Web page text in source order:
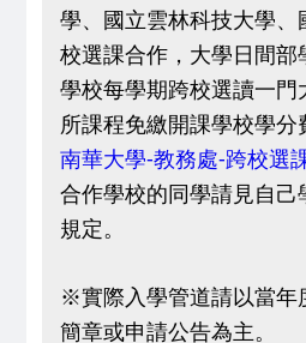
學、國立雲林科技大學、
校選課合作，大學日間
學校每學期跨校選讀一門
所課程免繳開課學校學
南華大學-教務處-跨校選
合作學校的同學請見自己
規定。
※實際入學管道請以當年
簡章或申請公告為主。